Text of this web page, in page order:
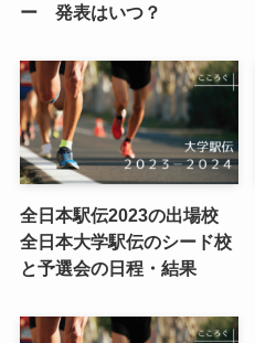
ー 発表はいつ？
全日本駅伝2023の出場校
全日本大学駅伝のシード校
と予選会の日程・結果